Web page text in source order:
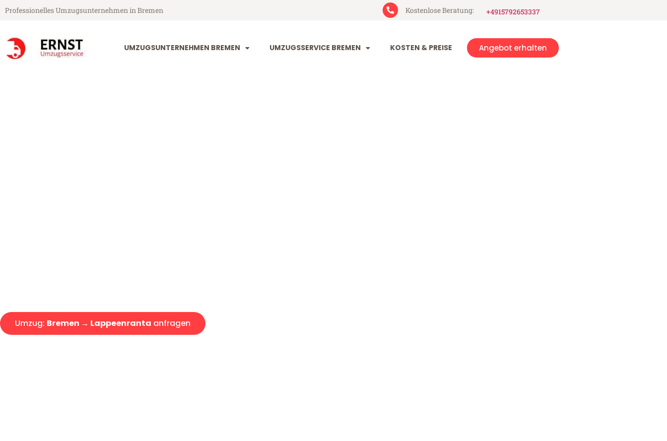
Professionelles Umzugsunternehmen in Bremen Kostenlose Beratung: +4915792653337
UMZUGSUNTERNEHMEN BREMEN UMZUGSSERVICE BREMEN KOSTEN & PREISE Angebot erhalten
Umzug: Bremen → Lappeenranta anfragen